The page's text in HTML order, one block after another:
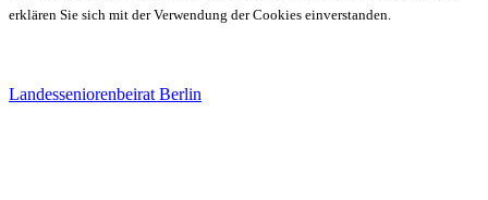
erklären Sie sich mit der Verwendung der Cookies einverstanden.
Landesseniorenbeirat Berlin